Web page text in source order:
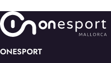
ONESPORT